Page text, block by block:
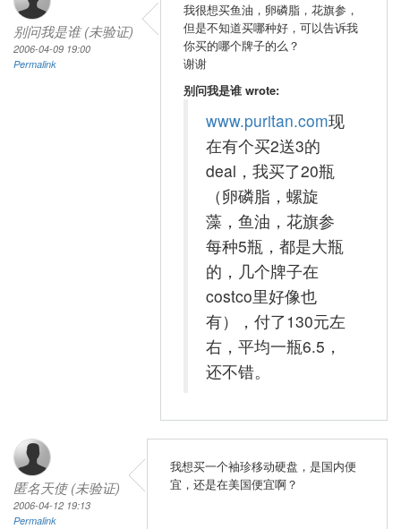
别问我是谁 (未验证)
2006-04-09 19:00
Permalink
我很想买鱼油，卵磷脂，花旗参，
但是不知道买哪种好，可以告诉我
你买的哪个牌子的么？
谢谢
别问我是谁 wrote:
www.puritan.com现
在有个买2送3的
deal，我买了20瓶
（卵磷脂，螺旋
藻，鱼油，花旗参
每种5瓶，都是大瓶
的，几个牌子在
costco里好像也
有），付了130元左
右，平均一瓶6.5，
还不错。
匿名天使 (未验证)
2006-04-12 19:13
Permalink
我想买一个袖珍移动硬盘，是国内便
宜，还是在美国便宜啊？